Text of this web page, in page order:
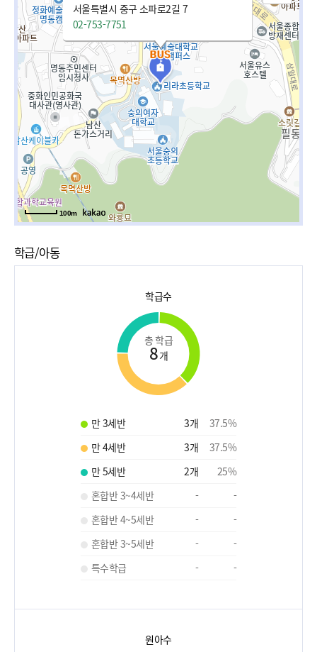
서울특별시 중구 소파로2길 7
02-753-7751
100m
학급/아동
학급수
총 학급
8개
만 3세반 3개 37.5%
만 4세반
3개 37.5%
만 5세반
2개 25%
혼합반 3~4세반
-
-
혼합반 4~5세반
-
-
혼합반 3~5세반
-
-
특수학급
- -
원아수